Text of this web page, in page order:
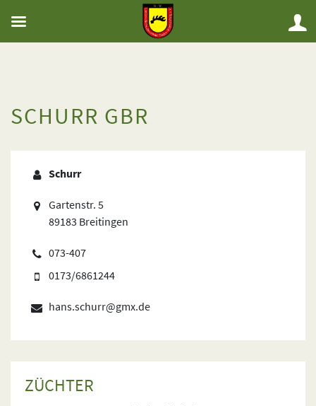
SCHURR GBR
Schurr
Gartenstr. 5
89183 Breitingen
073-407
0173/6861244
hans.schurr@gmx.de
ZÜCHTER